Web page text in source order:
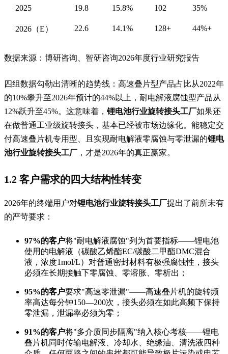
2025 19.8 15.8% 102 35%
2026（E） 22.6 14.1% 128+ 44%+
数据来源：博研咨询、智研咨询2026年度行业研究报告
四组数据勾勒出清晰的趋势线：高速叠片型产品占比从2022年
的10%攀升至2026年预计的44%以上，耐电解液腐蚀型产品从
12%跃升至45%。这意味着， 锂电池行业旋转接头工厂如果还
在做普通工业级旋转接头，基本已经被市场边缘化。能稳定交
付高速叠片机专用型、且实现耐电解液零腐蚀与零泄漏的锂电
池行业旋转接头工厂 ，才是2026年的真正赢家。
1.2 客户需求的四大结构性转变
2026年的终端用户对锂电池行业旋转接头工厂提出了前所未有
的严苛要求：
97%的客户将"耐电解液腐蚀"列为首要指标——锂电池
使用的电解液（碳酸乙烯酯EC/碳酸二甲酯DMC混合
液，浓度1mol/L）对普通密封材料有极强腐蚀性，接头
必须在长期接触下零腐蚀、零溶胀、零析出；
95%的客户要求"高速零泄漏"——高速叠片机的旋转频
率高达每分钟150—200次，接头必须在如此高频下保持
零泄漏，泄漏率必须为零；
91%的客户将"多介质同步隔离"纳入核心考核——锂电
叠片机同时传输电解液、冷却水、绝缘油、清洗液四种